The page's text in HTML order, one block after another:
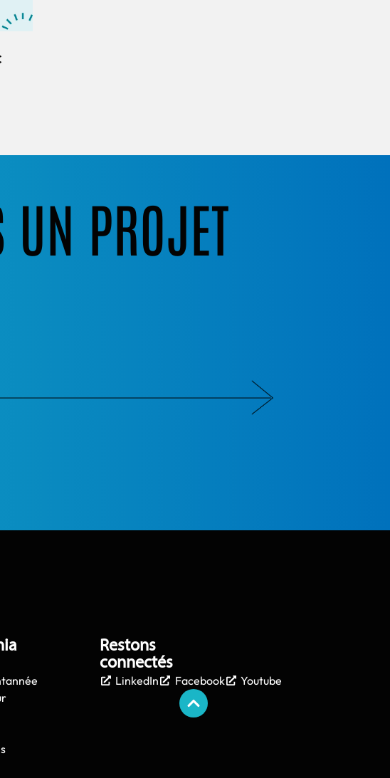
PROJET
Restons
connectés
LinkedIn Facebook Youtube